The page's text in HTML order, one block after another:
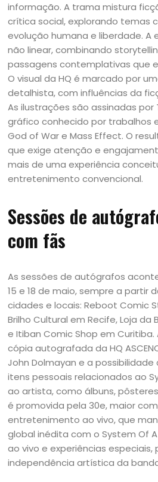
informação. A trama mistura
crítica social, explorando temas
evolução humana e liberdade. A
não linear, combinando
passagens contemplativas que
O visual da HQ é marcado por
detalhista, com influências da
As ilustrações são assinadas por
gráfico conhecido por trabalhos
God of War e Mass Effect. O
que exige atenção e
mais de uma experiência
entretenimento convencional.
Sessões de
com fãs
As sessões de autógrafos
15 e 18 de maio, sempre a partir
cidades e locais: Reboot Comic
Brilho Cultural em Recife, Loja da
e Itiban Comic Shop em
cópia autografada da HQ
John Dolmayan e a
itens pessoais relacionados ao
ao artista, como álbuns,
é promovida pela 30e, maior
entretenimento ao vivo, que
global inédita com o System Of
ao vivo e experiências especiais,
independência artística da